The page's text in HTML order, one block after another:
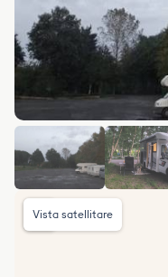
Vista satellitare